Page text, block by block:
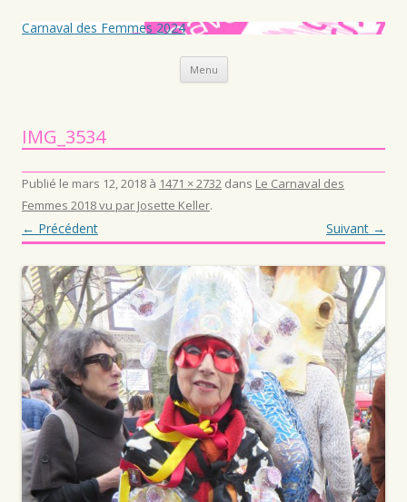
Carnaval des Femmes 2024
Menu Aller au contenu principal
IMG_3534
Publié le mars 12, 2018 à 1471 × 2732 dans Le Carnaval des
Femmes 2018 vu par Josette Keller.
← Précédent Suivant →